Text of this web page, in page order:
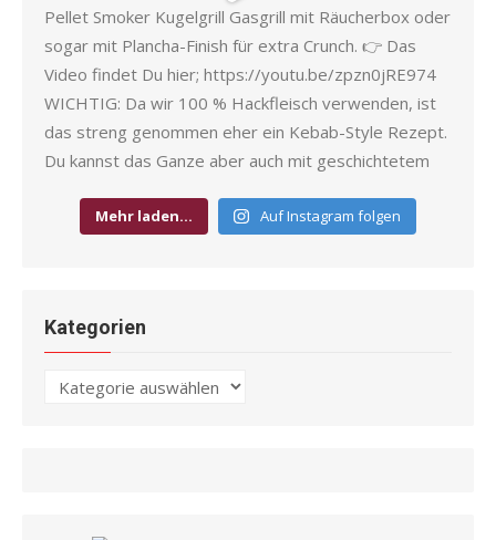
Mehr laden… Auf Instagram folgen
Kategorien
Kategorien